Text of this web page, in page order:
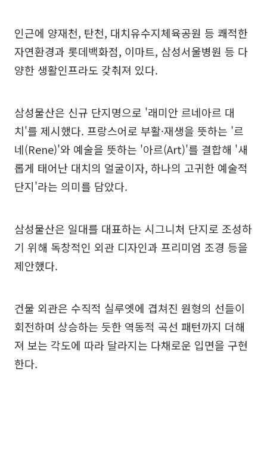
인근에 양재천, 탄천, 대치유수지체육공원 등 쾌적한
자연환경과 롯데백화점, 이마트, 삼성서울병원 등 다
양한 생활인프라도 갖춰져 있다.
삼성물산은 신규 단지명으로 '래미안 르네아르 대
치'를 제시했다. 프랑스어로 부활·재생을 뜻하는 '르
네(Rene)'와 예술을 뜻하는 '아르(Art)'를 결합해 '새
롭게 태어난 대치의 얼굴이자, 하나의 고귀한 예술적
단지'라는 의미를 담았다.
삼성물산은 일대를 대표하는 시그니처 단지로 조성하
기 위해 독창적인 외관 디자인과 프리미엄 조경 등을
제안했다.
건물 외관은 수직적 실루엣에 겹쳐진 원형의 선들이
회전하며 상승하는 듯한 역동적 곡선 패턴까지 더해
져 보는 각도에 따라 달라지는 다채로운 입면을 구현
한다.